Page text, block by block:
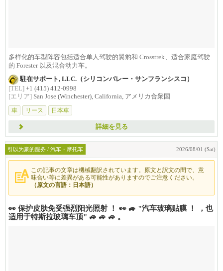
多样化的车型阵容包括适合单人驾驶的翼豹和 Crosstrek、适合家庭驾驶
的 Forester 以及混合动力车。
駐在サポート, LLC.（シリコンバレー・サンフランシスコ）
[TEL] +1 (415) 412-0998
[エリア] San Jose (Winchester), California, アメリカ合衆国
車
リース 日本車
詳細を見る
引以为豪的服务 / 汽车・摩托车 2026/08/01 (Sat)
この記事の文章は機械翻訳されています。原文と訳文の間で、意
味合い等に差異がある可能性がありますのでご注意ください。
（原文の言語：日本語）
👀 保护皮肤免受强烈阳光照射 ！ 👀 🚙 "汽车玻璃贴膜 ！ ，也
适用于特斯拉玻璃车顶" 🚙 🚙 🚙 。